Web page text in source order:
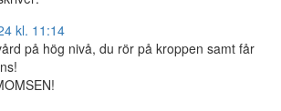
kl. 11:14
på hög nivå, du rör på kroppen samt får